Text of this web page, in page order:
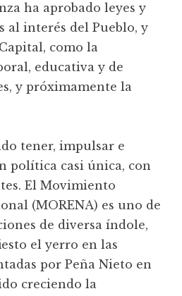
ha aprobado leyes y
al interés del Pueblo, y
como la
educativa y de
y próximamente la
tener, impulsar e
política casi única, con
El Movimiento
(MORENA) es uno de
de diversa índole,
el yerro en las
por Peña Nieto en
creciendo la